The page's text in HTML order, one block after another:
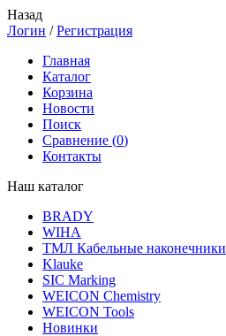
Назад
Логин /Регистрация
Главная
Каталог
Корзина
Новости
Поиск
Сравнение (0)
Контакты
Наш каталог
BRADY
WIHA
ТМЛ Кабельные наконечники
Klauke
SIC Marking
WEICON Chemistry
WEICON Tools
Новинки